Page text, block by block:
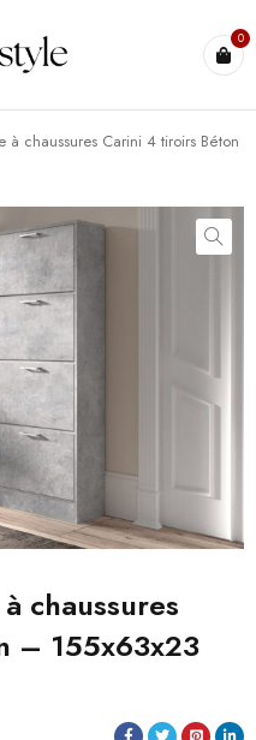
0
à chaussures Carini 4 tiroirs Béton
chaussures
– 155x63x23